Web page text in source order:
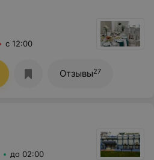
с 12:00
Отзывы27
до 02:00